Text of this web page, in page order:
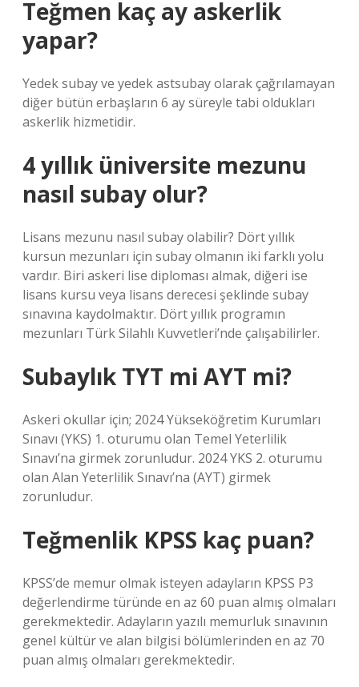
Teğmen kaç ay askerlik
yapar?
Yedek subay ve yedek astsubay olarak çağrılamayan
diğer bütün erbaşların 6 ay süreyle tabi oldukları
askerlik hizmetidir.
4 yıllık üniversite mezunu
nasıl subay olur?
Lisans mezunu nasıl subay olabilir? Dört yıllık
kursun mezunları için subay olmanın iki farklı yolu
vardır. Biri askeri lise diploması almak, diğeri ise
lisans kursu veya lisans derecesi şeklinde subay
sınavına kaydolmaktır. Dört yıllık programın
mezunları Türk Silahlı Kuvvetleri’nde çalışabilirler.
Subaylık TYT mi AYT mi?
Askeri okullar için; 2024 Yükseköğretim Kurumları
Sınavı (YKS) 1. oturumu olan Temel Yeterlilik
Sınavı’na girmek zorunludur. 2024 YKS 2. oturumu
olan Alan Yeterlilik Sınavı’na (AYT) girmek
zorunludur.
Teğmenlik KPSS kaç puan?
KPSS’de memur olmak isteyen adayların KPSS P3
değerlendirme türünde en az 60 puan almış olmaları
gerekmektedir. Adayların yazılı memurluk sınavının
genel kültür ve alan bilgisi bölümlerinden en az 70
puan almış olmaları gerekmektedir.